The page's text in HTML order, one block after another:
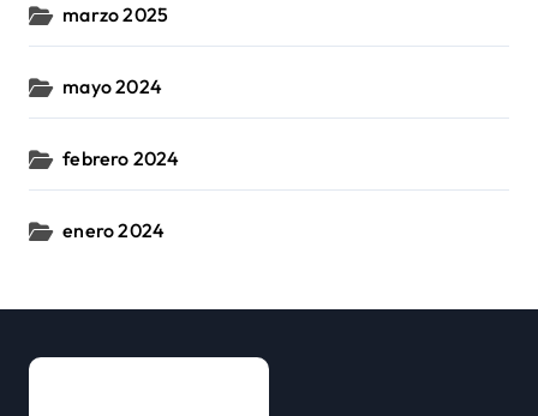
marzo 2025
mayo 2024
febrero 2024
enero 2024